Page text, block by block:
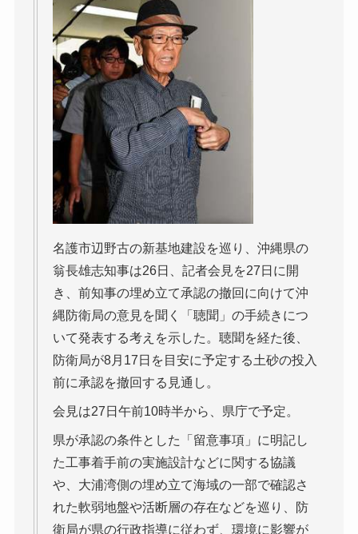
名護市辺野古の新基地建設を巡り、沖縄県の
翁長雄志知事は26日、記者会見を27日に開
き、前知事の埋め立て承認の撤回に向けて沖
縄防衛局の意見を聞く「聴聞」の手続きにつ
いて発表する考えを示した。聴聞を経た後、
防衛局が8月17日を目安に予定する土砂の投入
前に承認を撤回する見通し。
会見は27日午前10時半から、県庁で予定。
県が承認の条件とした「留意事項」に明記し
た工事着手前の実施設計などに関する協議
や、大浦湾側の埋め立て海域の一部で確認さ
れた軟弱地盤や活断層の存在などを巡り、防
衛局が県の行政指導に従わず、環境に影響が